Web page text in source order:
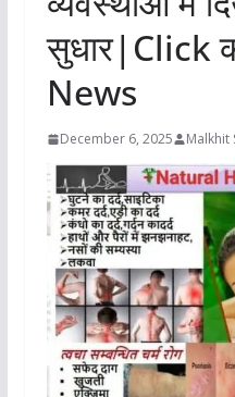
सुधार|Click
News
December 6, 2025 Malkhit